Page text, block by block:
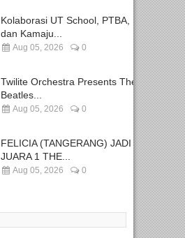
Kolaborasi UT School, PTBA,
dan Kamaju...
Aug 05, 2026 0
Twilite Orchestra Presents The
Beatles...
Aug 05, 2026 0
FELICIA (TANGERANG) JADI
JUARA 1 THE...
Aug 05, 2026 0